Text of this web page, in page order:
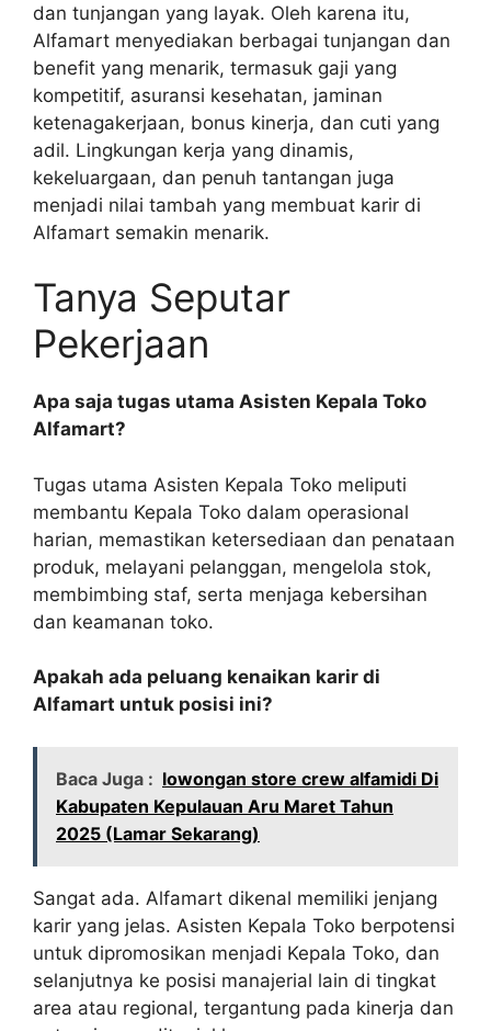
dan tunjangan yang layak. Oleh karena itu,
Alfamart menyediakan berbagai tunjangan dan
benefit yang menarik, termasuk gaji yang
kompetitif, asuransi kesehatan, jaminan
ketenagakerjaan, bonus kinerja, dan cuti yang
adil. Lingkungan kerja yang dinamis,
kekeluargaan, dan penuh tantangan juga
menjadi nilai tambah yang membuat karir di
Alfamart semakin menarik.
Tanya Seputar
Pekerjaan
Apa saja tugas utama Asisten Kepala Toko
Alfamart?
Tugas utama Asisten Kepala Toko meliputi
membantu Kepala Toko dalam operasional
harian, memastikan ketersediaan dan penataan
produk, melayani pelanggan, mengelola stok,
membimbing staf, serta menjaga kebersihan
dan keamanan toko.
Apakah ada peluang kenaikan karir di
Alfamart untuk posisi ini?
Baca Juga : lowongan store crew alfamidi Di
Kabupaten Kepulauan Aru Maret Tahun
2025 (Lamar Sekarang)
Sangat ada. Alfamart dikenal memiliki jenjang
karir yang jelas. Asisten Kepala Toko berpotensi
untuk dipromosikan menjadi Kepala Toko, dan
selanjutnya ke posisi manajerial lain di tingkat
area atau regional, tergantung pada kinerja dan